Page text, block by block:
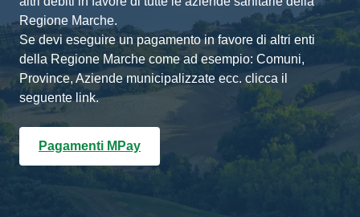
Regione Marche.
Se devi eseguire un pagamento in favore di altri enti
della Regione Marche come ad esempio: Comuni,
Province, Aziende municipalizzate ecc. clicca il
seguente link.
Pagamenti MPay